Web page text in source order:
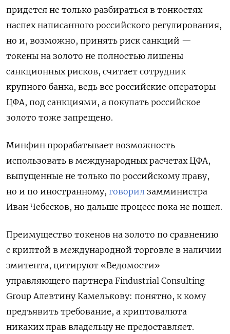
придется не только разбираться в тонкостях
наспех написанного российского регулирования,
но и, возможно, принять риск санкций —
токены на золото не полностью лишены
санкционных рисков, считает сотрудник
крупного банка, ведь все российские операторы
ЦФА, под санкциями, а покупать российское
золото тоже запрещено.
Минфин прорабатывает возможность
использовать в международных расчетах ЦФА,
выпущенные не только по российскому праву,
но и по иностранному, говорил замминистра
Иван Чебесков, но дальше процесс пока не пошел.
Преимущество токенов на золото по сравнению
с криптой в международной торговле в наличии
эмитента, цитируют «Ведомости»
управляющего партнера Findustrial Consulting
Group Алевтину Камелькову: понятно, к кому
предъявить требование, а криптовалюта
никаких прав владельцу не предоставляет.